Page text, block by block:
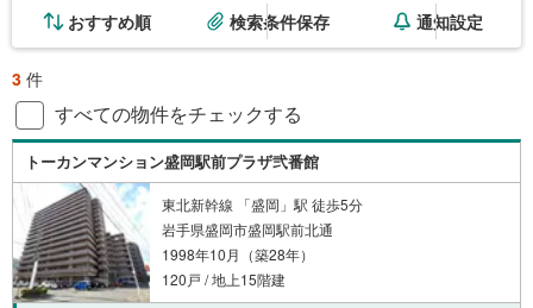
おすすめ順 検索条件保存 通知設定
3 件
すべての物件をチェックする
トーカンマンション盛岡駅前プラザ弐番館
東北新幹線 「盛岡」駅 徒歩5分
岩手県盛岡市盛岡駅前北通
1998年10月（築28年）
120戸 / 地上15階建